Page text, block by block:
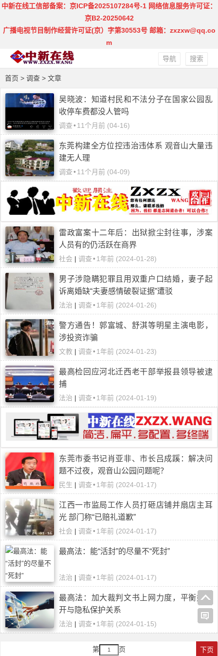
中新在线工信部备案：京ICP备2025107284号-1 网络信息服务许可证：
京B2-20250642
广播电视节目制作经营许可证(京）字第30553号 邮箱：zxzxw@qq.co
m
搜索
导航
首页 > 调查 > 文章
吴晓波：知道村民和不法分子在国家公园乱
收停车费都没人管吗
调查•11个月前 (04-16)
东莞构建全方位控违治违体系 观音山大量违
建无人理
调查•11个月前 (04-09)
雷政富案十二年后：出狱掀尘封往事，涉案
人员有的仍活跃在商界
社会 | 调查•1年前 (2024-01-28)
男子涉隐瞒犯罪且用双重户口结婚，妻子起
诉离婚缺“夫妻感情破裂证据”遭驳
法治 | 调查•1年前 (2024-01-26)
警方通告！郭富城、舒淇等明星主演电影，
涉投资诈骗
文教 | 调查•1年前 (2024-01-23)
最高检回应河北迁西老干部举报县领导被逮
捕
法治 | 调查•1年前 (2024-01-19)
东莞市委书记肖亚非、市长吕成蹊：解决问
题不过夜，观音山公园问题呢？
民生 | 调查•1年前 (2024-01-17)
江西一市监局工作人员打砸店铺并扇店主耳
光 部门称“已赔礼道歉”
社会 | 调查•1年前 (2024-01-17)
最高法：能“活封”的尽量不“死封”
法治 | 调查•1年前 (2024-01-17)
最高法：加大裁判文书上网力度，平衡好公
开与隐私保护关系
法治 | 调查•1年前 (2024-01-15)
第 页 下页